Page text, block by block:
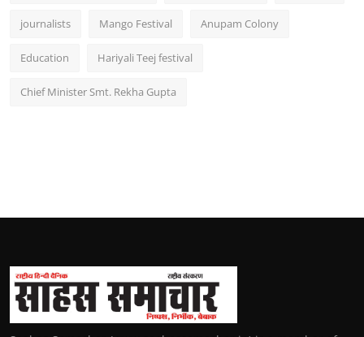
journalists Mango Festival Anupam Colony
Education Hariyali Teej festival
Chief Minister Smt. Rekha Gupta